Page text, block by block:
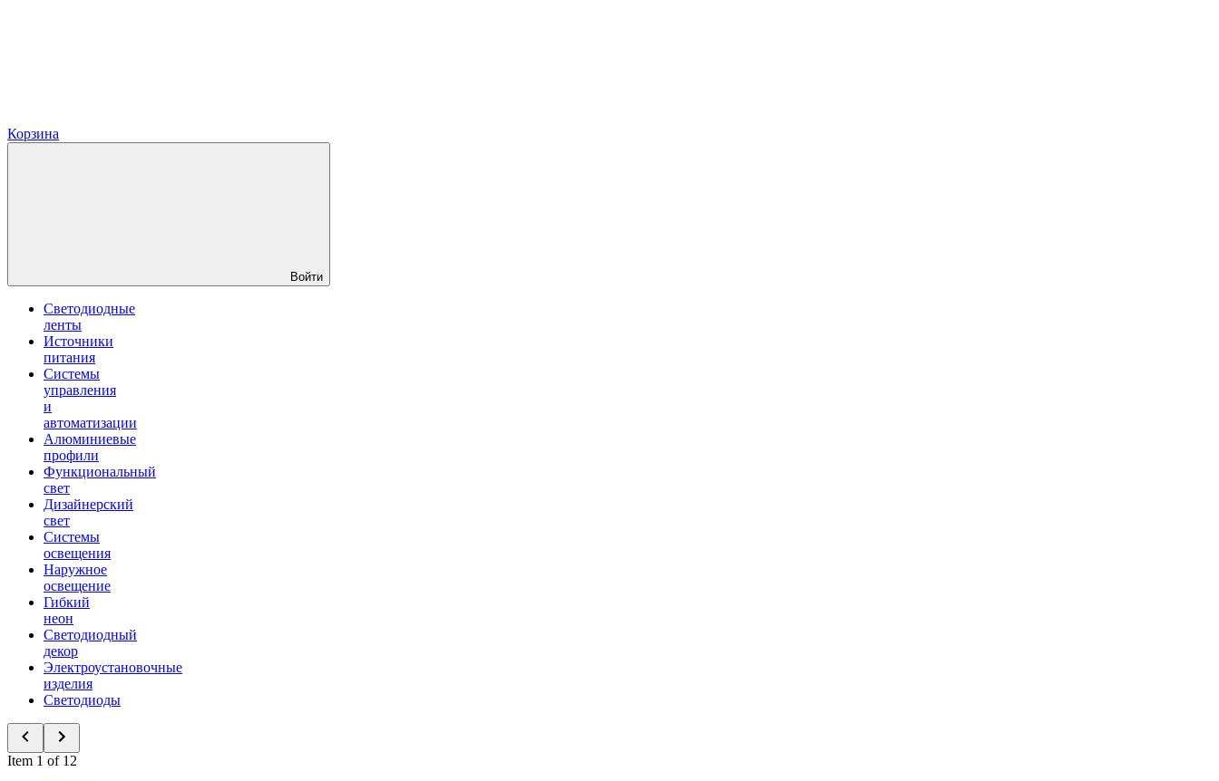
Корзина
Войти
Светодиодные
ленты
Источники
питания
Системы
управления
и
автоматизации
Алюминиевые
профили
Функциональный
свет
Дизайнерский
свет
Системы
освещения
Наружное
освещение
Гибкий
неон
Светодиодный
декор
Электроустановочные
изделия
Светодиоды
Item 1 of 12